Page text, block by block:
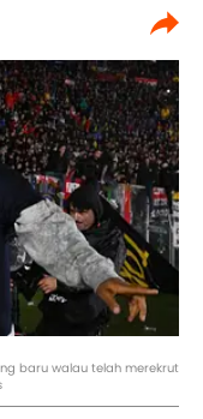
baru walau telah merekrut